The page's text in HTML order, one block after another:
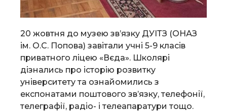
20 жовтня до музею зв’язку ДУІТЗ (ОНАЗ
ім. О.С. Попова) завітали учні 5-9 класів
приватного ліцею «Вєда». Школярі
дізнались про історію розвитку
університету та ознайомились з
експонатами поштового зв’язку, телефонії,
телеграфії, радіо- і телеапаратури тощо.